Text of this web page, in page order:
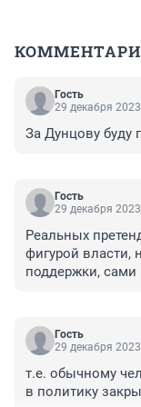
Гость
29 декабря
За Дунцову буду
Гость
29 декабря
Реальных
фигурой власти,
поддержки, сами
Гость
29 декабря
т.е. обычному
в политику